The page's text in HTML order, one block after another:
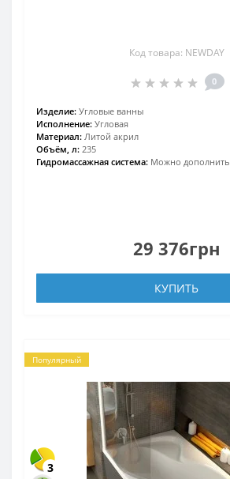
Код товара: NEWDAY
0
Изделие: Угловые ванны
Исполнение: Угловая
Материал: Литой акрил
Объём, л: 235
Гидромассажная система: Можно дополнить
29 376грн
КУПИТЬ
Популярный
3